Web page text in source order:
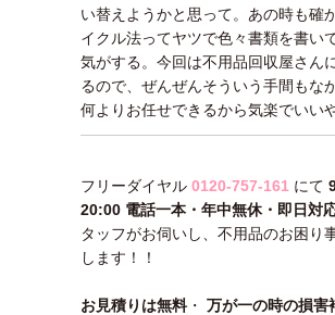
い替えようかと思って。あの時も確
イクル法ってヤツで色々書類を書い
気がする。今回は不用品回収屋さん
るので、ぜんぜんそういう手間もな
何よりお任せできるから気楽でいい
フリーダイヤル 0120-757-161 にて
20:00 電話一本・年中無休・即日対
タッフがお伺いし、不用品のお困り
します！！
お見積りは無料・ 万が一の時の損害